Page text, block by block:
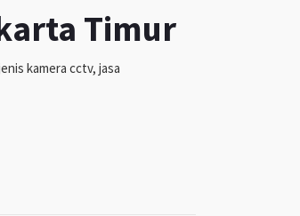
Timur
kamera cctv, jasa